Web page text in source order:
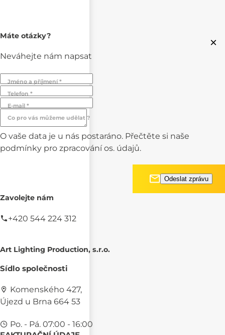
×
Máte otázky?
Neváhejte nám napsat
Jméno a příjmení *
Telefon *
E-mail *
Co pro vás můžeme udělat ?
O vaše data je u nás postaráno. Přečtěte si naše
podmínky pro zpracování os. údajů.
Zavolejte nám
+420 544 224 312
Art Lighting Production, s.r.o.
Sídlo společnosti
Komenského 427,
Újezd u Brna 664 53
Po. - Pá. 07:00 - 16:00